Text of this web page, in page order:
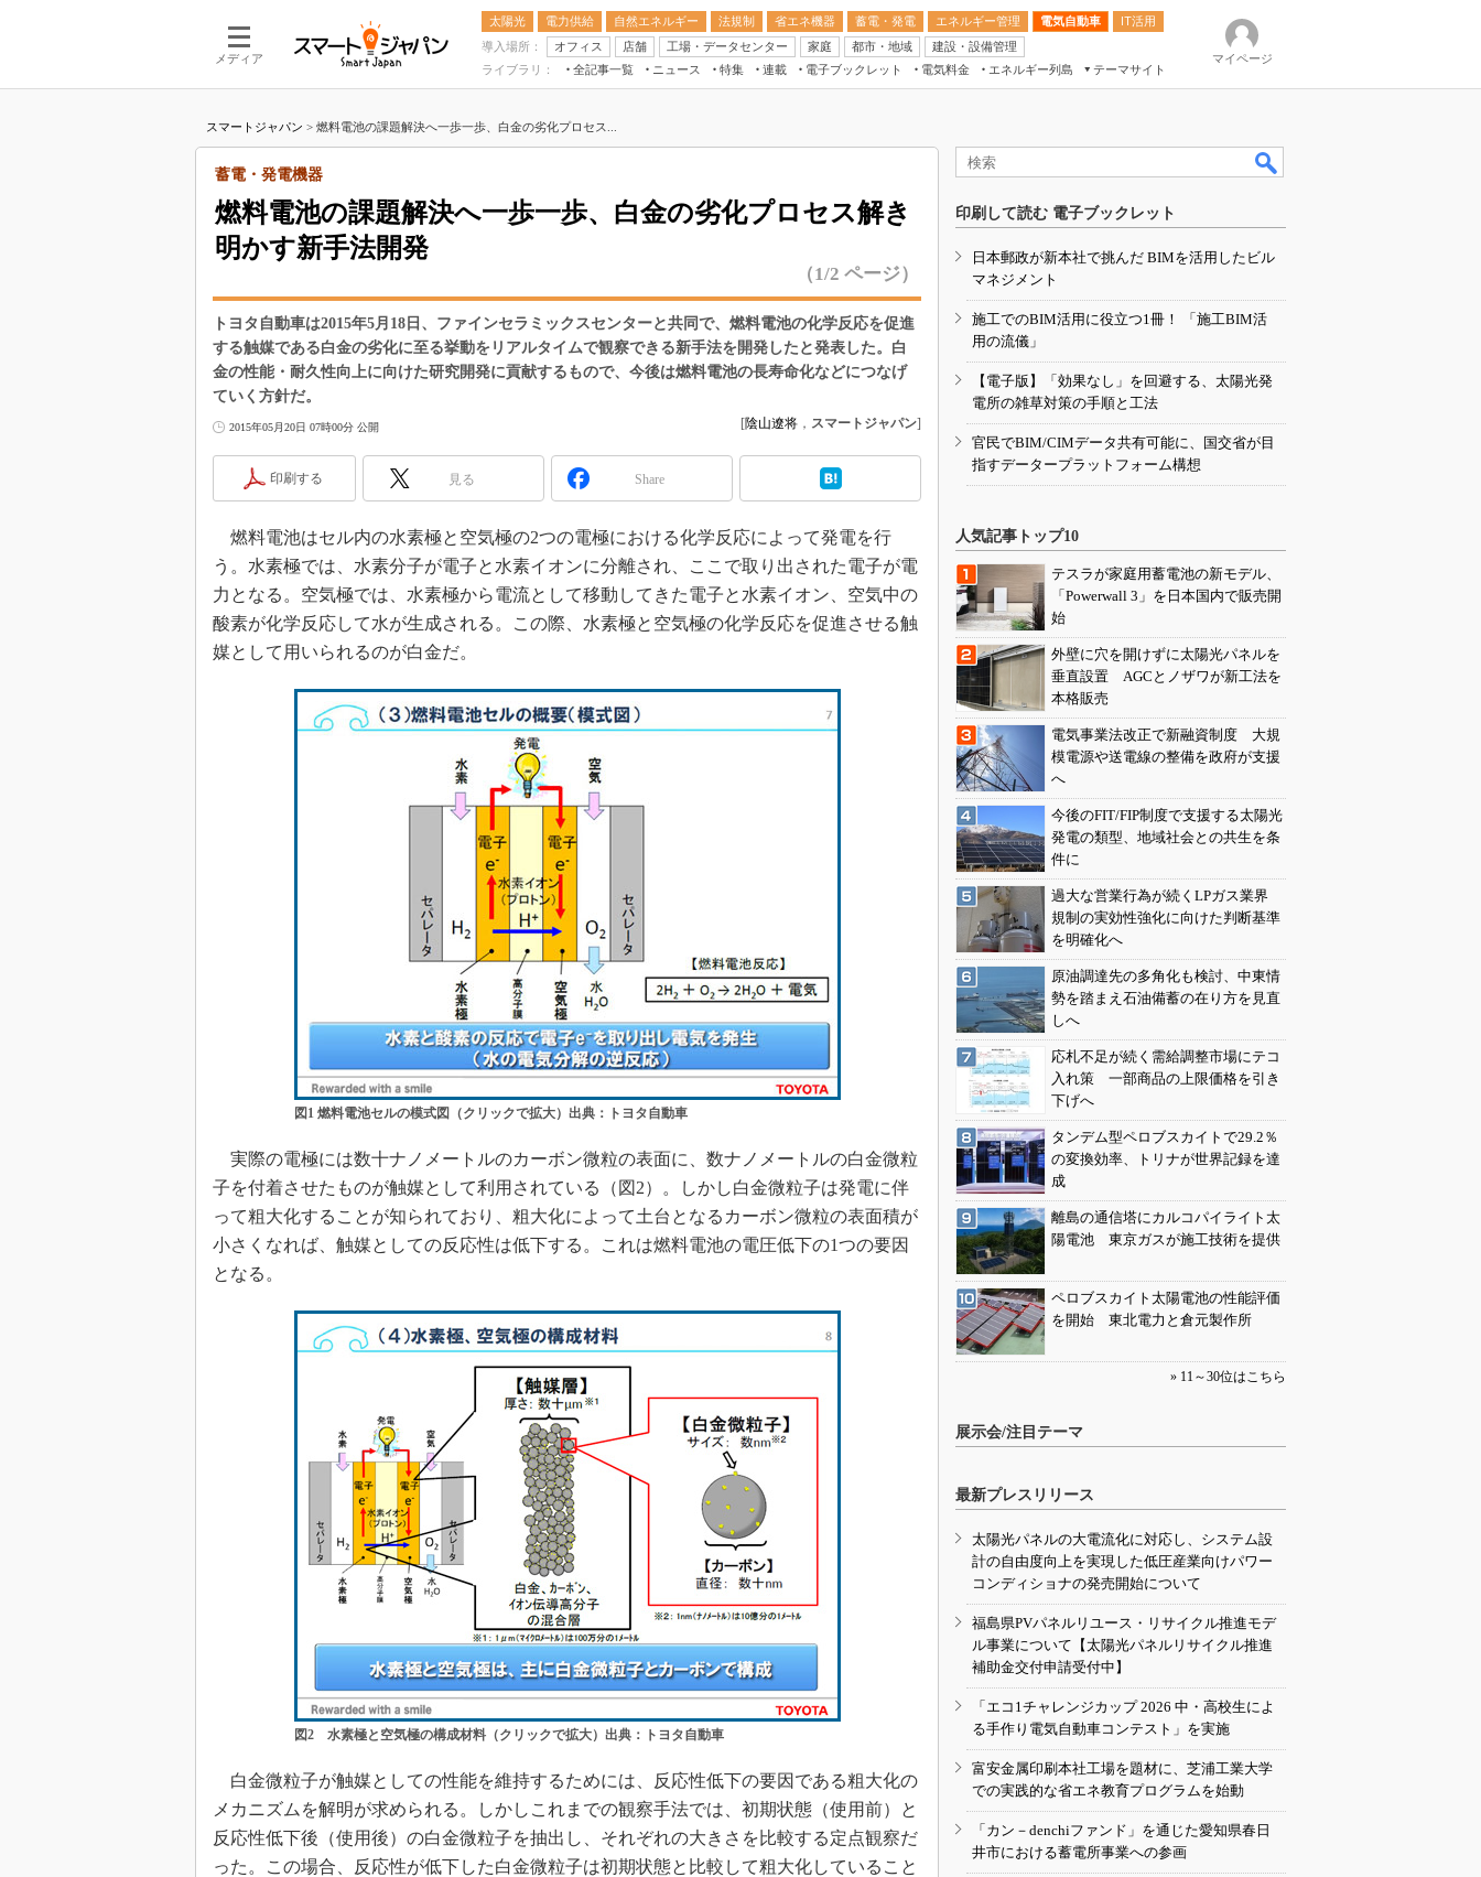
メディア
太陽光 電力供給 自然エネルギー 法規制 省エネ機器 蓄電・発電 エネルギー管理 電気自動車
IT活用
導入場所：
オフィス 店舗 工場・データセンター 家庭 都市・地域
建設・設備管理
ライブラリ：
全記事一覧 ニュース 特集 連載 電子ブックレット 電気料金 エネルギー列島
テーマサイト
新電力
電気料金ガイドブック
空調特集
BEMS
キーワード解説
マイページ
スマートジャパン > 燃料電池の課題解決へ一歩一歩、白金の劣化プロセス...
燃料電池の課題解決へ一歩一歩、白金の劣化プロセス解き
明かす新手法開発
蓄電・発電機器
（1/2 ページ）
トヨタ自動車は2015年5月18日、ファインセラミックスセンターと共同で、燃料電池の化学反応を促進
する触媒である白金の劣化に至る挙動をリアルタイムで観察できる新手法を開発したと発表した。白
金の性能・耐久性向上に向けた研究開発に貢献するもので、今後は燃料電池の長寿命化などにつなげ
ていく方針だ。
2015年05月20日 07時00分 公開 [陰山遼将 ， スマートジャパン]
印刷する 見る Share
燃料電池はセル内の水素極と空気極の2つの電極における化学反応によって発電を行
う。水素極では、水素分子が電子と水素イオンに分離され、ここで取り出された電子が電
力となる。空気極では、水素極から電流として移動してきた電子と水素イオン、空気中の
酸素が化学反応して水が生成される。この際、水素極と空気極の化学反応を促進させる触
媒として用いられるのが白金だ。
図1 燃料電池セルの模式図（クリックで拡大）出典：トヨタ自動車
実際の電極には数十ナノメートルのカーボン微粒の表面に、数ナノメートルの白金微粒
子を付着させたものが触媒として利用されている（図2）。しかし白金微粒子は発電に伴
って粗大化することが知られており、粗大化によって土台となるカーボン微粒の表面積が
小さくなれば、触媒としての反応性は低下する。これは燃料電池の電圧低下の1つの要因
となる。
図2 水素極と空気極の構成材料（クリックで拡大）出典：トヨタ自動車
白金微粒子が触媒としての性能を維持するためには、反応性低下の要因である粗大化の
メカニズムを解明が求められる。しかしこれまでの観察手法では、初期状態（使用前）と
反応性低下後（使用後）の白金微粒子を抽出し、それぞれの大きさを比較する定点観察だ
った。この場合、反応性が低下した白金微粒子は初期状態と比較して粗大化していること
印刷して読む 電子ブックレット
日本郵政が新本社で挑んだ BIMを活用したビル
マネジメント
施工でのBIM活用に役立つ1冊！ 「施工BIM活
用の流儀」
【電子版】「効果なし」を回避する、太陽光発
電所の雑草対策の手順と工法
官民でBIM/CIMデータ共有可能に、国交省が目
指すデータープラットフォーム構想
人気記事トップ10
テスラが家庭用蓄電池の新モデル、
「Powerwall 3」を日本国内で販売開
始
外壁に穴を開けずに太陽光パネルを
垂直設置 AGCとノザワが新工法を
本格販売
電気事業法改正で新融資制度 大規
模電源や送電線の整備を政府が支援
へ
今後のFIT/FIP制度で支援する太陽光
発電の類型、地域社会との共生を条
件に
過大な営業行為が続くLPガス業界
規制の実効性強化に向けた判断基準
を明確化へ
原油調達先の多角化も検討、中東情
勢を踏まえ石油備蓄の在り方を見直
しへ
応札不足が続く需給調整市場にテコ
入れ策 一部商品の上限価格を引き
下げへ
タンデム型ペロブスカイトで29.2％
の変換効率、トリナが世界記録を達
成
離島の通信塔にカルコパイライト太
陽電池 東京ガスが施工技術を提供
ペロブスカイト太陽電池の性能評価
を開始 東北電力と倉元製作所
» 11～30位はこちら
展示会/注目テーマ
最新プレスリリース
太陽光パネルの大電流化に対応し、システム設
計の自由度向上を実現した低圧産業向けパワー
コンディショナの発売開始について
福島県PVパネルリユース・リサイクル推進モデ
ル事業について【太陽光パネルリサイクル推進
補助金交付申請受付中】
「エコ1チャレンジカップ 2026 中・高校生によ
る手作り電気自動車コンテスト」を実施
富安金属印刷本社工場を題材に、芝浦工業大学
での実践的な省エネ教育プログラムを始動
「カン－denchiファンド」を通じた愛知県春日
井市における蓄電所事業への参画